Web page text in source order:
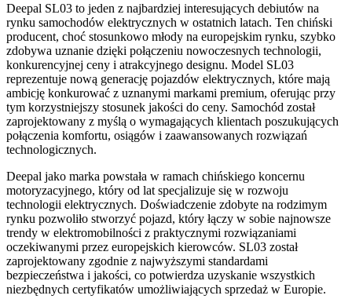
Deepal SL03 to jeden z najbardziej interesujących debiutów na
rynku samochodów elektrycznych w ostatnich latach. Ten chiński
producent, choć stosunkowo młody na europejskim rynku, szybko
zdobywa uznanie dzięki połączeniu nowoczesnych technologii,
konkurencyjnej ceny i atrakcyjnego designu. Model SL03
reprezentuje nową generację pojazdów elektrycznych, które mają
ambicję konkurować z uznanymi markami premium, oferując przy
tym korzystniejszy stosunek jakości do ceny. Samochód został
zaprojektowany z myślą o wymagających klientach poszukujących
połączenia komfortu, osiągów i zaawansowanych rozwiązań
technologicznych.
Deepal jako marka powstała w ramach chińskiego koncernu
motoryzacyjnego, który od lat specjalizuje się w rozwoju
technologii elektrycznych. Doświadczenie zdobyte na rodzimym
rynku pozwoliło stworzyć pojazd, który łączy w sobie najnowsze
trendy w elektromobilności z praktycznymi rozwiązaniami
oczekiwanymi przez europejskich kierowców. SL03 został
zaprojektowany zgodnie z najwyższymi standardami
bezpieczeństwa i jakości, co potwierdza uzyskanie wszystkich
niezbędnych certyfikatów umożliwiających sprzedaż w Europie.